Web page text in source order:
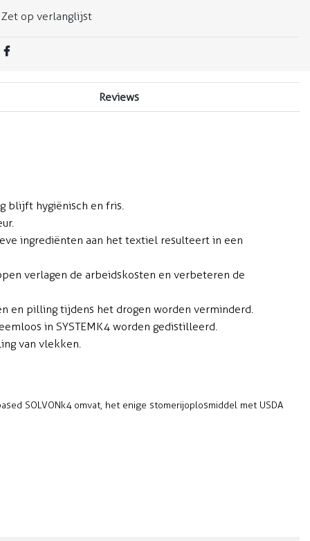
Zet op verlanglijst
Reviews
blijft hygiënisch en fris.
ingrediënten aan het textiel resulteert in een
verlagen de arbeidskosten en verbeteren de
en pilling tijdens het drogen worden verminderd.
in SYSTEMK4 worden gedistilleerd.
van vlekken.
SOLVONk4 omvat, het enige stomerijoplosmiddel met USDA